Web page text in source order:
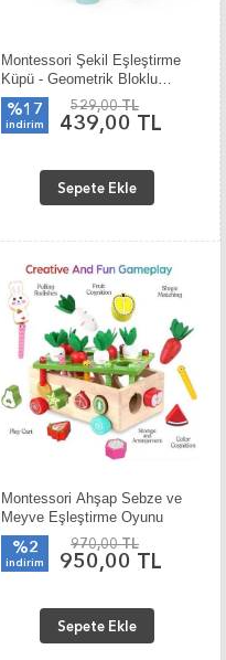
Montessori Şekil Eşleştirme
Küpü - Geometrik Bloklu
Eğitici Oyuncak (18 Ay+)
%17
indirim
529,00 TL
439,00 TL
Sepete Ekle
Montessori Ahşap Sebze ve
Meyve Eşleştirme Oyunu
%2
indirim
970,00 TL
950,00 TL
Sepete Ekle